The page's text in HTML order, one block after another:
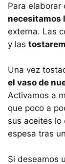
Para elaborar
necesitamos
externa. Las
y las
Una vez
el vaso de
Activamos a
que poco a
sus aceites lo
espesa tras
Si deseamos